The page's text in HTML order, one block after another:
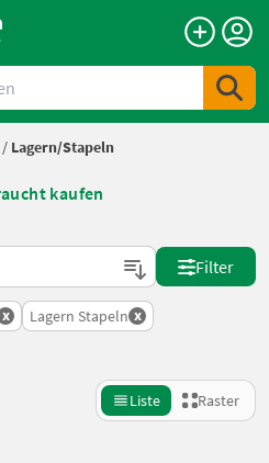
/ Lagern/Stapeln
kaufen
Filter
x Lagern Stapeln x
Liste Raster